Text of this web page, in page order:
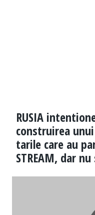
RUSIA
construirea unui
tarile care au
STREAM, dar